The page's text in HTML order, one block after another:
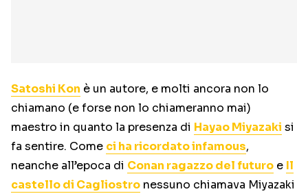
Satoshi Kon è un autore, e molti ancora non lo
chiamano (e forse non lo chiameranno mai)
maestro in quanto la presenza di Hayao Miyazaki si
fa sentire. Come ci ha ricordato infamous,
neanche all’epoca di Conan ragazzo del futuro e Il
castello di Cagliostro nessuno chiamava Miyazaki